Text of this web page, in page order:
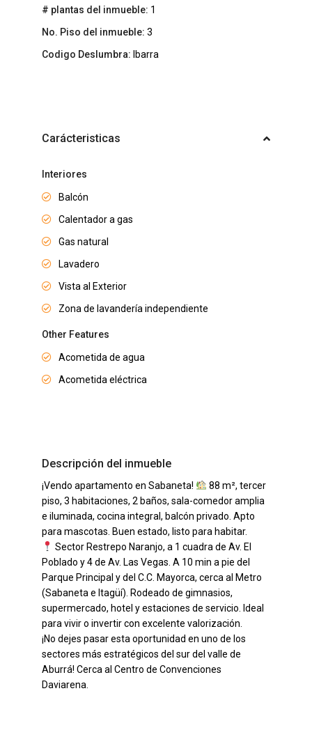
# plantas del inmueble: 1
No. Piso del inmueble: 3
Codigo Deslumbra: Ibarra
Carácteristicas
Interiores
Balcón
Calentador a gas
Gas natural
Lavadero
Vista al Exterior
Zona de lavandería independiente
Other Features
Acometida de agua
Acometida eléctrica
Descripción del inmueble
¡Vendo apartamento en Sabaneta!
88 m², tercer
piso, 3 habitaciones, 2 baños, sala-comedor amplia
e iluminada, cocina integral, balcón privado. Apto
para mascotas. Buen estado, listo para habitar.
Sector Restrepo Naranjo, a 1 cuadra de Av. El
Poblado y 4 de Av. Las Vegas. A 10 min a pie del
Parque Principal y del C.C. Mayorca, cerca al Metro
(Sabaneta e Itagüí). Rodeado de gimnasios,
supermercado, hotel y estaciones de servicio. Ideal
para vivir o invertir con excelente valorización.
¡No dejes pasar esta oportunidad en uno de los
sectores más estratégicos del sur del valle de
Aburrá! Cerca al Centro de Convenciones
Daviarena.